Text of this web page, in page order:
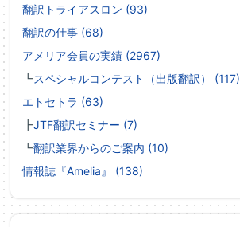
翻訳トライアスロン (93)
翻訳の仕事 (68)
アメリア会員の実績 (2967)
┗スペシャルコンテスト（出版翻訳） (117)
エトセトラ (63)
┣JTF翻訳セミナー (7)
┗翻訳業界からのご案内 (10)
情報誌『Amelia』 (138)